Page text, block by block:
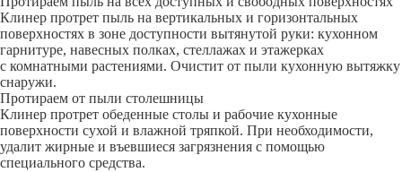
Клинер протрет пыль на вертикальных и горизонтальных
поверхностях в зоне доступности вытянутой руки: кухонном
гарнитуре, навесных полках, стеллажах и этажерках
с комнатными растениями. Очистит от пыли кухонную вытяжку
снаружи.
Протираем от пыли столешницы
Клинер протрет обеденные столы и рабочие кухонные
поверхности сухой и влажной тряпкой. При необходимости,
удалит жирные и въевшиеся загрязнения с помощью
специального средства.